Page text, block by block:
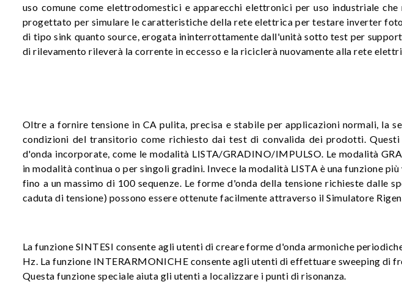
uso comune come elettrodomestici e apparecchi elettronici per uso industriale
progettato per simulare le caratteristiche della rete elettrica per testare inverter
di tipo sink quanto source, erogata ininterrottamente dall'unità sotto test per
di rilevamento rileverà la corrente in eccesso e la riciclerà nuovamente alla rete
Oltre a fornire tensione in CA pulita, precisa e stabile per applicazioni normali, la
condizioni del transitorio come richiesto dai test di convalida dei prodotti.
d'onda incorporate, come le modalità LISTA/GRADINO/IMPULSO. Le modalità
in modalità continua o per singoli gradini. Invece la modalità LISTA è una funzione
fino a un massimo di 100 sequenze. Le forme d'onda della tensione richieste
caduta di tensione) possono essere ottenute facilmente attraverso il Simulatore
La funzione SINTESI consente agli utenti di creare forme d'onda armoniche
Hz. La funzione INTERARMONICHE consente agli utenti di effettuare sweeping di
Questa funzione speciale aiuta gli utenti a localizzare i punti di risonanza.